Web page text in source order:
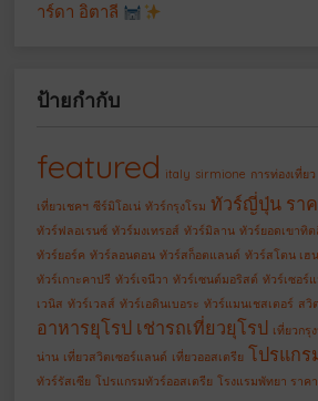
าร์ดา อิตาลี
ป้ายกำกับ
featured italy sirmione การท่องเที่ยว
เที่ยวเชคฯ ซีร์มิโอเน่ ทัวร์กรุงโรม ทัวร์ญี่ปุ่น รา
ทัวร์ฟลอเรนซ์ ทัวร์มงเทรอส์ ทัวร์มิลาน ทัวร์ยอดเขาทิ
ทัวร์ยอร์ค ทัวร์ลอนดอน ทัวร์สก็อตแลนด์ ทัวร์สโตน เฮ
ทัวร์เกาะคาปรี ทัวร์เจนีวา ทัวร์เซนต์มอริสต์ ทัวร์เซอร์
เวนิส ทัวร์เวลส์ ทัวร์เอดินเบอระ ทัวร์แมนเชสเตอร์ สวิ
อาหารยุโรป เช่ารถเที่ยวยุโรป เที่ยวกรุ
น่าน เที่ยวสวิตเซอร์แลนด์ เที่ยวออสเตรีย โปรแก
ทัวร์รัสเซีย โปรแกรมทัวร์ออสเตรีย โรงแรมพัทยา ราค